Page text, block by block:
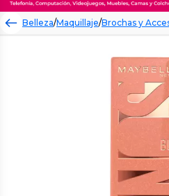
Belleza/Maquillaje/Brochas y